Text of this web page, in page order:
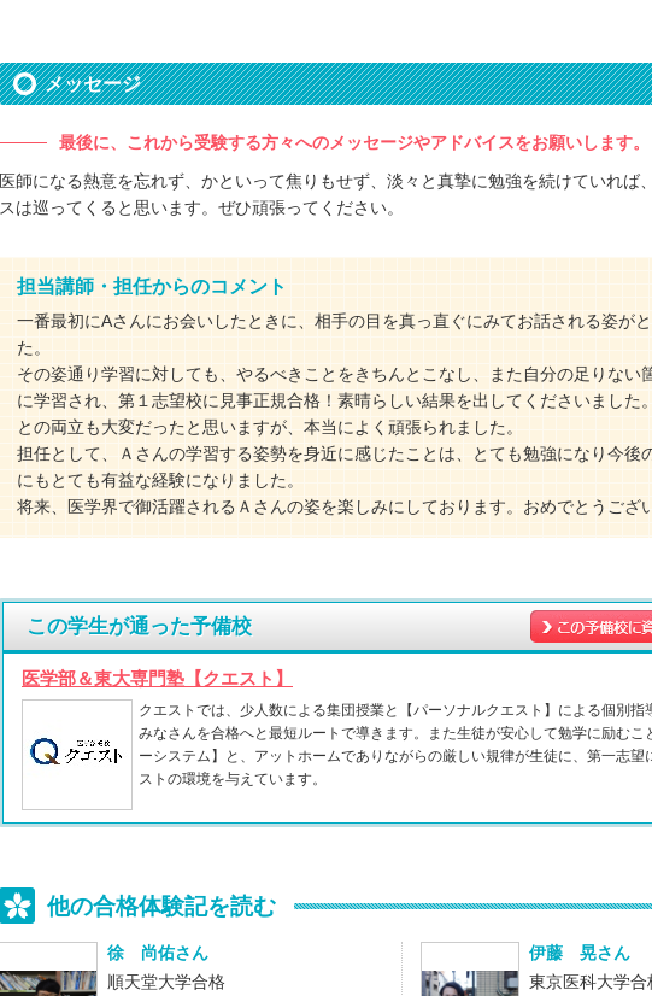
メッセージ
最後に、これから受験する方々へのメッセージやアドバイスをお願いします。
医師になる熱意を忘れず、かといって焦りもせず、淡々と真摯に勉強を続けていれば
スは巡ってくると思います。ぜひ頑張ってください。
担当講師・担任からのコメント
一番最初にAさんにお会いしたときに、相手の目を真っ直ぐにみてお話される姿が
た。
その姿通り学習に対しても、やるべきことをきちんとこなし、また自分の足りない
に学習され、第１志望校に見事正規合格！素晴らしい結果を出してくださいました
との両立も大変だったと思いますが、本当によく頑張られました。
担任として、Ａさんの学習する姿勢を身近に感じたことは、とても勉強になり今後
にもとても有益な経験になりました。
将来、医学界で御活躍されるＡさんの姿を楽しみにしております。おめでとうござ
この学生が通った予備校
医学部＆東大専門塾【クエスト】
クエストでは、少人数による集団授業と【パーソナルクエスト】による個別指
みなさんを合格へと最短ルートで導きます。また生徒が安心して勉学に励むこ
ーシステム】と、アットホームでありながらの厳しい規律が生徒に、第一志望
ストの環境を与えています。
他の合格体験記を読む
徐 尚佑さん
順天堂大学合格
伊藤 晃さん
東京医科大学合